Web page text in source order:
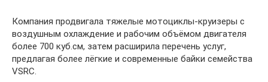
Компания продвигала тяжелые мотоциклы-круизеры с
воздушным охлаждение и рабочим объёмом двигателя
более 700 куб.см, затем расширила перечень услуг,
предлагая более лёгкие и современные байки семейства
VSRC.